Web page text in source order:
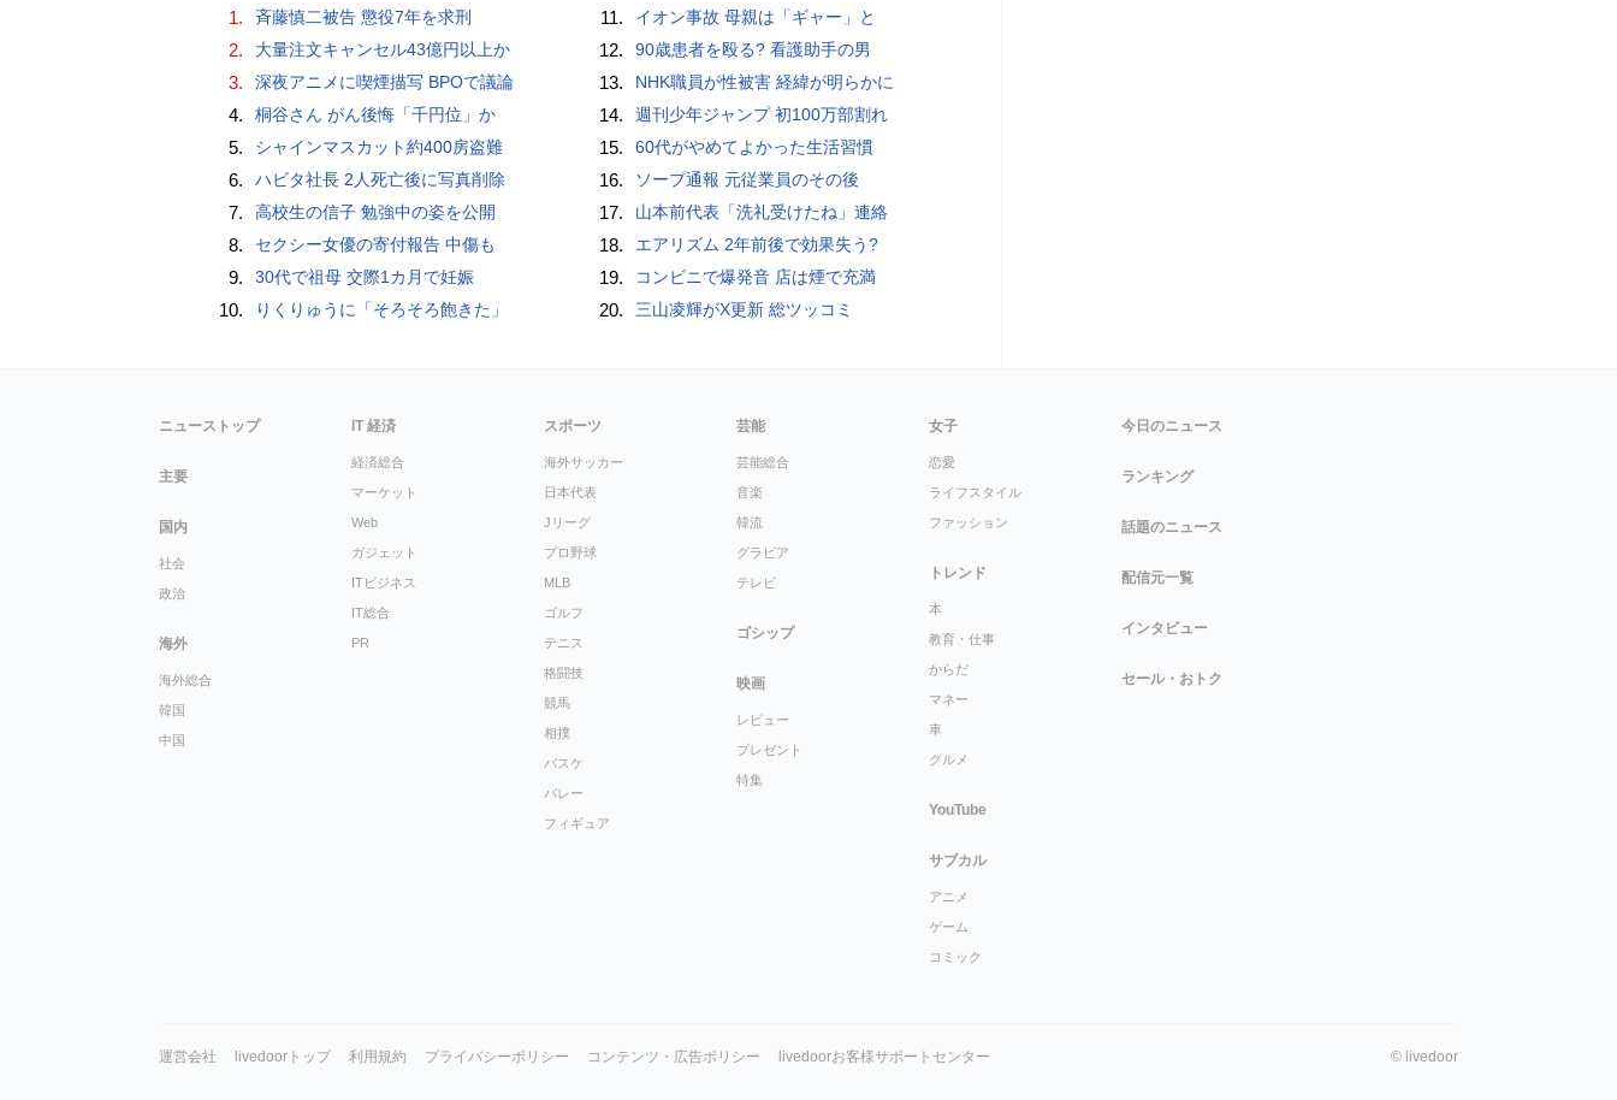
1. 斉藤慎二被告 懲役7年を求刑
2. 大量注文キャンセル43億円以上か
3. 深夜アニメに喫煙描写 BPOで議論
4. 桐谷さん がん後悔「千円位」か
5. シャインマスカット約400房盗難
6. ハビタ社長 2人死亡後に写真削除
7. 高校生の信子 勉強中の姿を公開
8. セクシー女優の寄付報告 中傷も
9. 30代で祖母 交際1カ月で妊娠
10. りくりゅうに「そろそろ飽きた」
11. イオン事故 母親は「ギャー」と
12. 90歳患者を殴る? 看護助手の男
13. NHK職員が性被害 経緯が明らかに
14. 週刊少年ジャンプ 初100万部割れ
15. 60代がやめてよかった生活習慣
16. ソープ通報 元従業員のその後
17. 山本前代表「洗礼受けたね」連絡
18. エアリズム 2年前後で効果失う?
19. コンビニで爆発音 店は煙で充満
20. 三山凌輝がX更新 総ツッコミ
ニューストップ
主要
国内
社会
政治
海外
海外総合
韓国
中国
IT 経済
経済総合
マーケット
Web
ガジェット
ITビジネス
IT総合
PR
スポーツ
海外サッカー
日本代表
Jリーグ
プロ野球
MLB
ゴルフ
テニス
格闘技
競馬
相撲
バスケ
バレー
フィギュア
芸能
芸能総合
音楽
韓流
グラビア
テレビ
ゴシップ
映画
レビュー
プレゼント
特集
女子
恋愛
ライフスタイル
ファッション
トレンド
本
教育・仕事
からだ
マネー
車
グルメ
YouTube
サブカル
アニメ
ゲーム
コミック
今日のニュース
ランキング
話題のニュース
配信元一覧
インタビュー
セール・おトク
運営会社 livedoorトップ 利用規約 プライバシーポリシー コンテンツ・広告ポリシー livedoorお客様サポートセンター © livedoor